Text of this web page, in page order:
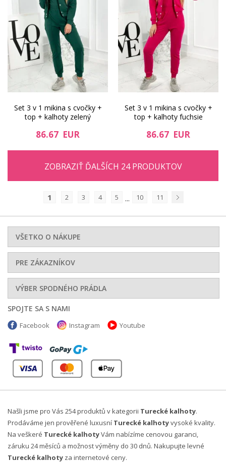
Set 3 v 1 mikina s cvočky +
top + kalhoty zelený
86.67 EUR
Set 3 v 1 mikina s cvočky +
top + kalhoty fuchsie
86.67 EUR
ZOBRAZIŤ ĎALŠÍCH 24 PRODUKTOV
1 2 3 4 5 ... 10
11
VŠETKO O NÁKUPE
PRE ZÁKAZNÍKOV
VÝBER SPODNÉHO PRÁDLA
SPOJTE SA S NAMI
Facebook Instagram Youtube
Našli jsme pro Vás 254 produktů v kategorii Turecké kalhoty.
Prodáváme jen prověřené luxusní Turecké kalhotyvysoké kvality.
Na veškeré Turecké kalhotyVám nabízíme cenovou garanci,
záruku 24 měsíců a možnost výměny do 30 dnů. Nakupujte levné
Turecké kalhoty za internetové ceny.